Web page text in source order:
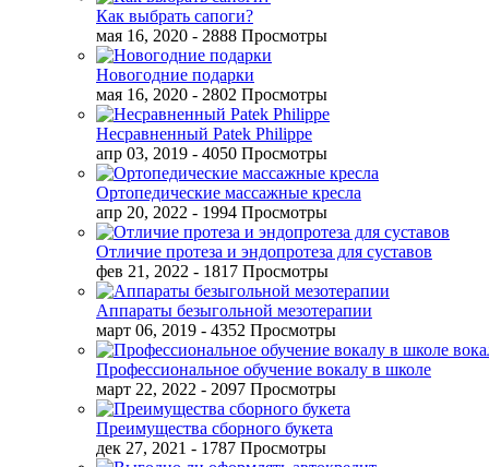
Как выбрать сапоги?
мая 16, 2020 - 2888 Просмотры
Новогодние подарки
мая 16, 2020 - 2802 Просмотры
Несравненный Patek Philippe
апр 03, 2019 - 4050 Просмотры
Ортопедические массажные кресла
апр 20, 2022 - 1994 Просмотры
Отличие протеза и эндопротеза для суставов
фев 21, 2022 - 1817 Просмотры
Аппараты безыгольной мезотерапии
март 06, 2019 - 4352 Просмотры
Профессиональное обучение вокалу в школе
март 22, 2022 - 2097 Просмотры
Преимущества сборного букета
дек 27, 2021 - 1787 Просмотры